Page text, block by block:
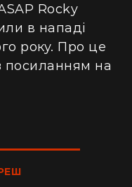
Rocky
в нападі
року. Про це
посиланням на